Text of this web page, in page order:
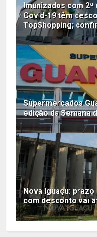
Imunizados com
Covid-19 têm
TopShopping;
Supermercados
edição da Semana
Nova Iguaçu:
com desconto vai